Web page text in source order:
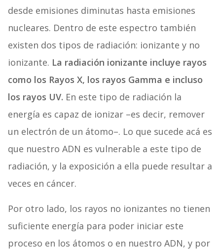
desde emisiones diminutas hasta emisiones
nucleares. Dentro de este espectro también
existen dos tipos de radiación: ionizante y no
ionizante. La radiación ionizante incluye rayos
como los Rayos X, los rayos Gamma e incluso
los rayos UV. En este tipo de radiación la
energía es capaz de ionizar –es decir, remover
un electrón de un átomo–. Lo que sucede acá es
que nuestro ADN es vulnerable a este tipo de
radiación, y la exposición a ella puede resultar a
veces en cáncer.
Por otro lado, los rayos no ionizantes no tienen
suficiente energía para poder iniciar este
proceso en los átomos o en nuestro ADN, y por